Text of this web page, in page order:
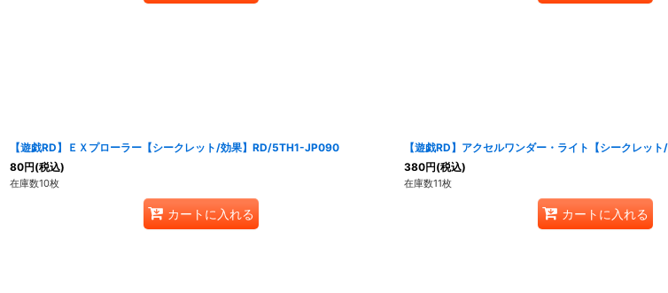
【遊戯RD】ＥＸプローラー【シークレット/効果】RD/5TH1-JP090
80円(税込)
在庫数10枚
カートに入れる
【遊戯RD】アクセルワンダー・ライト【シークレッ
380円(税込)
在庫数11枚
カートに入れる